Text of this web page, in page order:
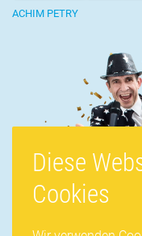
ACHIM PETRY
Diese
Cookies